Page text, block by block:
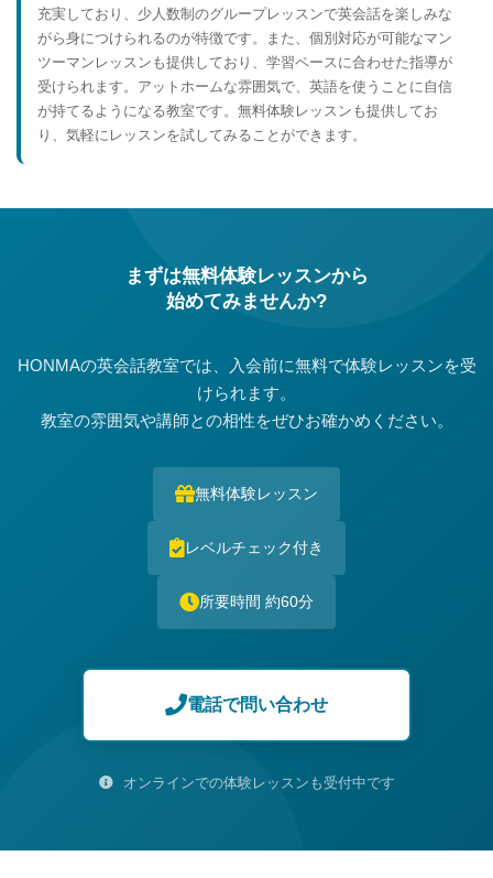
充実しており、少人数制のグループレッスンで英会話を楽しみな
がら身につけられるのが特徴です。また、個別対応が可能なマン
ツーマンレッスンも提供しており、学習ペースに合わせた指導が
受けられます。アットホームな雰囲気で、英語を使うことに自信
が持てるようになる教室です。無料体験レッスンも提供してお
り、気軽にレッスンを試してみることができます。
まずは無料体験レッスンから
始めてみませんか?
HONMAの英会話教室では、入会前に無料で体験レッスンを受
けられます。
教室の雰囲気や講師との相性をぜひお確かめください。
無料体験レッスン
レベルチェック付き
所要時間 約60分
電話で問い合わせ
オンラインでの体験レッスンも受付中です